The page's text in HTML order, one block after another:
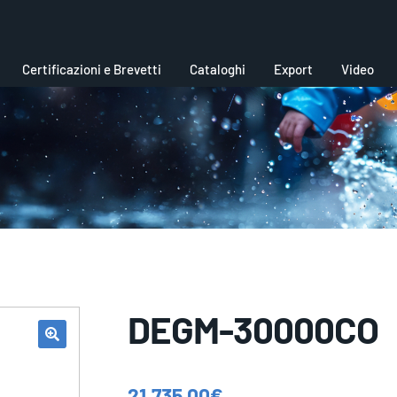
Certificazioni e Brevetti Cataloghi Export Video
DEGM-30000CO